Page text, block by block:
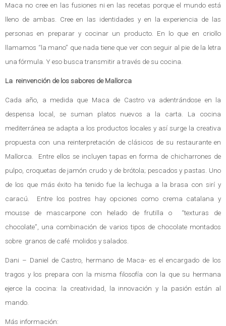
Maca no cree en las fusiones ni en las recetas porque el mundo está
lleno de ambas. Cree en las identidades y en la experiencia de las
personas en preparar y cocinar un producto. En lo que en criollo
llamamos “la mano” que nada tiene que ver con seguir al pie de la letra
una fórmula. Y eso busca transmitir a través de su cocina.
La reinvención de los sabores de Mallorca
Cada año, a medida que Maca de Castro va adentrándose en la
despensa local, se suman platos nuevos a la carta. La cocina
mediterránea se adapta a los productos locales y así surge la creativa
propuesta con una reinterpretación de clásicos de su restaurante en
Mallorca. Entre ellos se incluyen tapas en forma de chicharrones de
pulpo, croquetas de jamón crudo y de brótola; pescados y pastas. Uno
de los que más éxito ha tenido fue la lechuga a la brasa con sirí y
caracú. Entre los postres hay opciones como crema catalana y
mousse de mascarpone con helado de frutilla o “texturas de
chocolate”, una combinación de varios tipos de chocolate montados
sobre granos de café molidos y salados.
Dani – Daniel de Castro, hermano de Maca- es el encargado de los
tragos y los prepara con la misma filosofía con la que su hermana
ejerce la cocina: la creatividad, la innovación y la pasión están al
mando.
Más información: